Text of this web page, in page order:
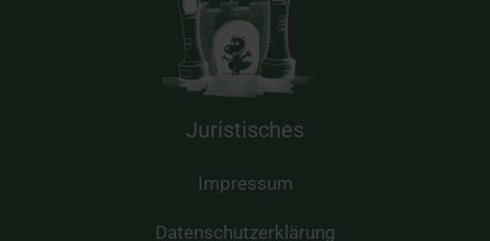
Juristisches
Impressum
Datenschutzerklärung